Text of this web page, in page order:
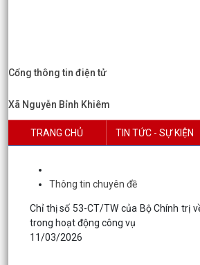
Cổng thông tin điện tử
Xã Nguyễn Bỉnh Khiêm
TRANG CHỦ TIN TỨC - SỰ KIỆN
Thông tin chuyên đề
Chỉ thị số 53-CT/TW của Bộ Chính trị
trong hoạt động công vụ
11/03/2026